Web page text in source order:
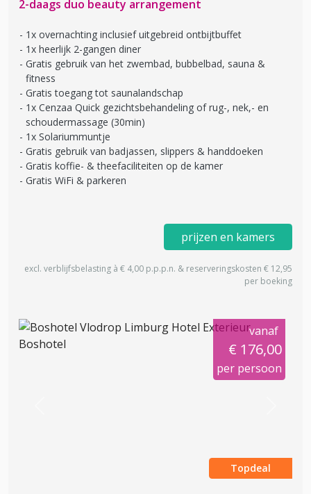
2-daags duo beauty arrangement
1x overnachting inclusief uitgebreid ontbijtbuffet
1x heerlijk 2-gangen diner
Gratis gebruik van het zwembad, bubbelbad, sauna &
fitness
Gratis toegang tot saunalandschap
1x Cenzaa Quick gezichtsbehandeling of rug-, nek,- en
schoudermassage (30min)
1x Solariummuntje
Gratis gebruik van badjassen, slippers & handdoeken
Gratis koffie- & theefaciliteiten op de kamer
Gratis WiFi & parkeren
prijzen en kamers
excl. verblijfsbelasting à € 4,00 p.p.p.n. & reserveringskosten € 12,95
per boeking
vanaf
€ 176,00
per persoon
Topdeal